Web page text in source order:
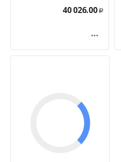
40 026.00 Р
